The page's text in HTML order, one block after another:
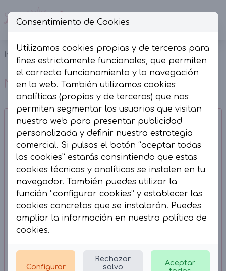
Inicio Novedades
Novedades
Consentimiento de Cookies
Utilizamos cookies propias y de terceros para
fines estrictamente funcionales, que permiten
el correcto funcionamiento y la navegación
en la web. También utilizamos cookies
analíticas (propias y de terceros) que nos
permiten segmentar los usuarios que visitan
nuestra web para presentar publicidad
personalizada y definir nuestra estrategia
comercial. Si pulsas el botón “aceptar todas
las cookies” estarás consintiendo que estas
cookies técnicas y analíticas se instalen en tu
navegador. También puedes utilizar la
función “configurar cookies” y establecer las
cookies concretas que se instalarán. Puedes
ampliar la información en nuestra política de
cookies.
Configurar
Rechazar
salvo
Aceptar